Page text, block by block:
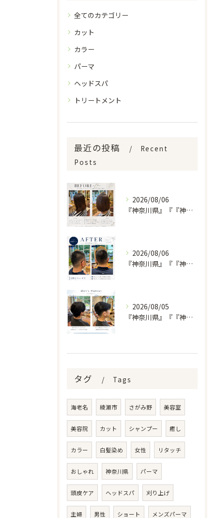
全てのカテゴリー
カット
カラー
パーマ
ヘッドスパ
トリートメント
最近の投稿
Recent
Posts
2026/08/06
『神奈川県』『『神奈川県』『綾瀬市』『海老名市』『美容室』
2026/08/06
『神奈川県』『『神奈川県』『綾瀬市』『海老名市』『美容室』
2026/08/05
『神奈川県』『『神奈川県』『綾瀬市』『海老名市』『美容室』
タグ Tags
海老名 綾瀬市 さがみ野 美容室
美容院 カット シャンプー 癒し
カラー 白髪染め 女性 リタッチ
おしゃれ 神奈川県 パーマ
頭皮ケア ヘッドスパ 刈り上げ
主婦 男性 ショート メンズパーマ